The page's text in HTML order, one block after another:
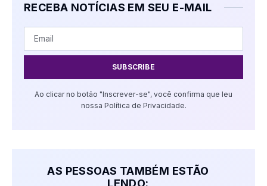
RECEBA NOTÍCIAS EM SEU E-MAIL
SUBSCRIBE
Ao clicar no botão "Inscrever-se", você confirma que leu
nossa Política de Privacidade.
AS PESSOAS TAMBÉM ESTÃO
LENDO: